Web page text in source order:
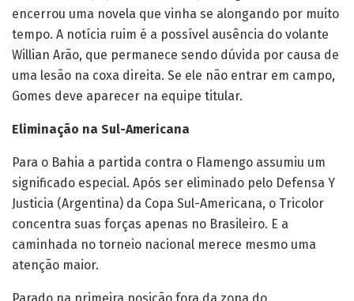
encerrou uma novela que vinha se alongando por muito
tempo. A notícia ruim é a possível ausência do volante
Willian Arão, que permanece sendo dúvida por causa de
uma lesão na coxa direita. Se ele não entrar em campo,
Gomes deve aparecer na equipe titular.
Eliminação na Sul-Americana
Para o Bahia a partida contra o Flamengo assumiu um
significado especial. Após ser eliminado pelo Defensa Y
Justicia (Argentina) da Copa Sul-Americana, o Tricolor
concentra suas forças apenas no Brasileiro. E a
caminhada no torneio nacional merece mesmo uma
atenção maior.